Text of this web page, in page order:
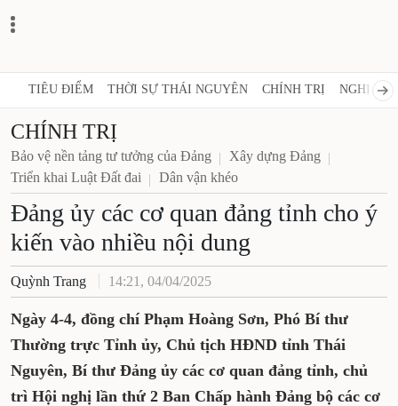
TIÊU ĐIỂM THỜI SỰ THÁI NGUYÊN CHÍNH TRỊ NGHỊ
CHÍNH TRỊ
Bảo vệ nền tảng tư tưởng của Đảng
Xây dựng Đảng
Triển khai Luật Đất đai
Dân vận khéo
Đảng ủy các cơ quan đảng tỉnh cho ý
kiến vào nhiều nội dung
Quỳnh Trang 14:21, 04/04/2025
Ngày 4-4, đồng chí Phạm Hoàng Sơn, Phó Bí thư
Thường trực Tỉnh ủy, Chủ tịch HĐND tỉnh Thái
Nguyên, Bí thư Đảng ủy các cơ quan đảng tỉnh, chủ
trì Hội nghị lần thứ 2 Ban Chấp hành Đảng bộ các cơ